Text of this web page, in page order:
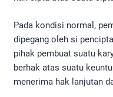
Pada kondisi normal,
dipegang oleh si
pihak pembuat suatu
berhak atas suatu
menerima hak lanjutan